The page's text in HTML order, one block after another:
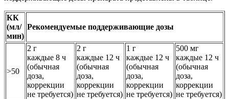
КК
(мл/
мин)
Рекомендуемые поддерживающие дозы
>50
2 г
каждые 8 ч
(обычная
доза,
коррекции
не требуется)
2 г
каждые 12 ч
(обычная
доза,
коррекции
не требуется)
1 г
каждые 12 ч
(обычная
доза,
коррекции
не требуется)
500 мг
каждые 12 ч
(обычная
доза,
коррекции
не требуется)